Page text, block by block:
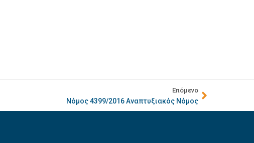
Επόμενο
Νόμος 4399/2016 Αναπτυξιακός Νόμος